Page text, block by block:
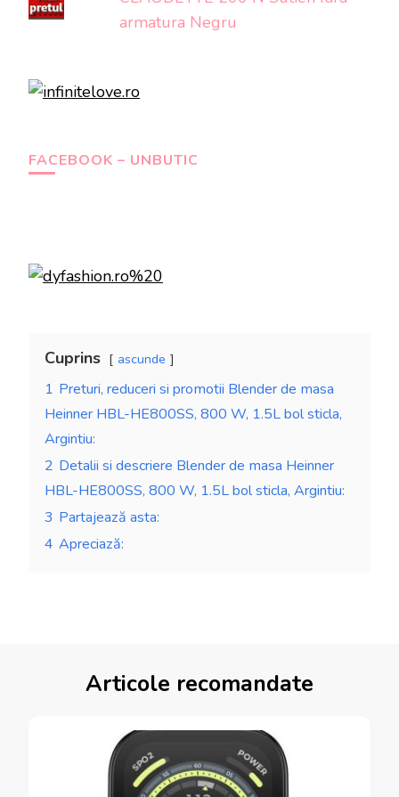
armatura Negru
FACEBOOK – UNBUTIC
Cuprins ascunde
1 Preturi, reduceri si promotii Blender de masa
Heinner HBL-HE800SS, 800 W, 1.5L bol sticla,
Argintiu:
2 Detalii si descriere Blender de masa Heinner
HBL-HE800SS, 800 W, 1.5L bol sticla, Argintiu:
3 Partajează asta:
4 Apreciază:
Articole recomandate